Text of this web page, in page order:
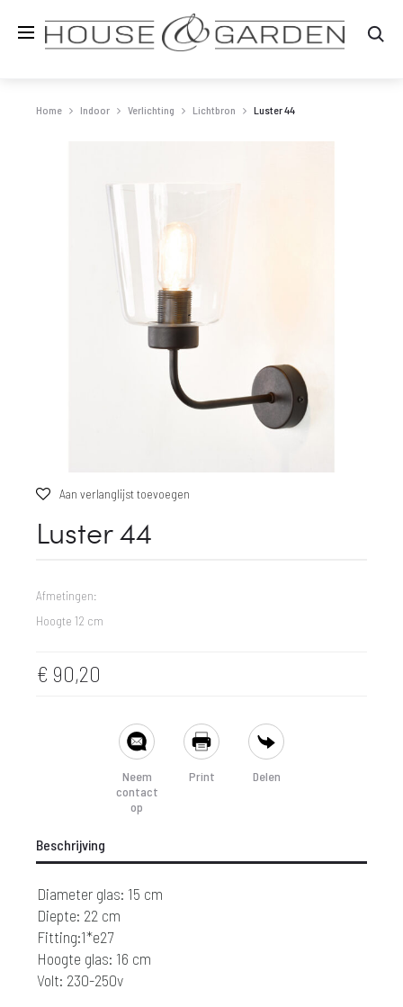
Home Indoor Verlichting Lichtbron Luster 44
Aan verlanglijst toevoegen
Luster 44
Afmetingen:
Hoogte 12 cm
€ 90,20
Neem
contact
op
Print Delen
Beschrijving
Diameter glas: 15 cm
Diepte: 22 cm
Fitting:1*e27
Hoogte glas: 16 cm
Volt: 230-250v